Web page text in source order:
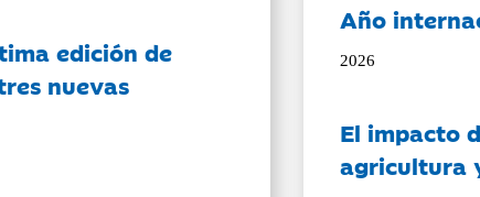
edición de
nuevas
Año
2026
El impacto
agricultura